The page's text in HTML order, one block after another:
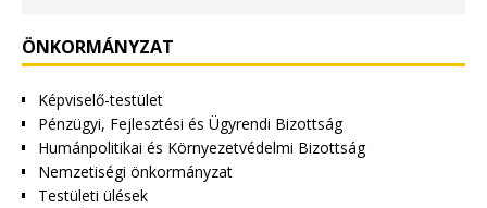
ÖNKORMÁNYZAT
Képviselő-testület
Pénzügyi, Fejlesztési és Ügyrendi Bizottság
Humánpolitikai és Környezetvédelmi Bizottság
Nemzetiségi önkormányzat
Testületi ülések